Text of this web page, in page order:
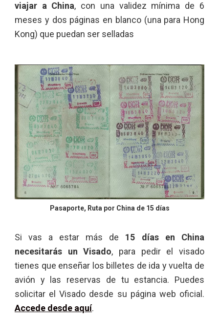
viajar a China, con una validez mínima de 6
meses y dos páginas en blanco (una para Hong
Kong) que puedan ser selladas
Pasaporte, Ruta por China de 15 días
Si vas a estar más de 15 días en China
necesitarás un Visado, para pedir el visado
tienes que enseñar los billetes de ida y vuelta de
avión y las reservas de tu estancia. Puedes
solicitar el Visado desde su página web oficial.
Accede desde aquí.